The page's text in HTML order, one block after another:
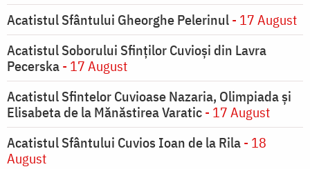
Acatistul Sfântului Gheorghe Pelerinul- 17 August
Acatistul Soborului Sfinților Cuvioși din Lavra
Pecerska- 17 August
Acatistul Sfintelor Cuvioase Nazaria, Olimpiada și
Elisabeta de la Mănăstirea Varatic- 17 August
Acatistul Sfântului Cuvios Ioan de la Rila- 18
August